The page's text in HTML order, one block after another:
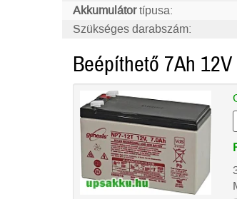
Akkumulátortípusa:
Szükséges darabszám:
Beépíthető 7Ah